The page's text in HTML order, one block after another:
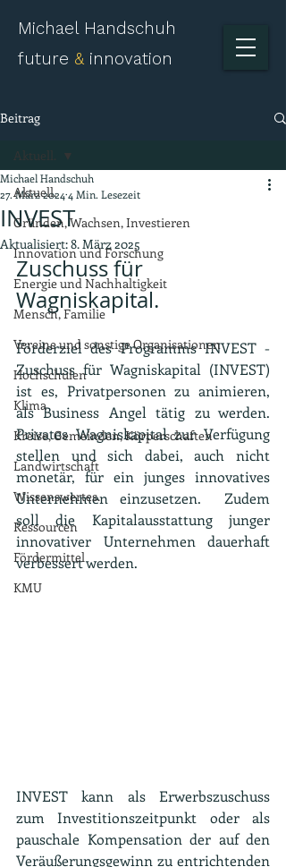
Michael Handschuh
future & innovation
Beitrag
Aktuell.
Gründen, Wachsen, Investieren
Innovation und Forschung
Energie und Nachhaltigkeit
Mensch, Familie
Vereine und sonstige Organisationen
Hochschulen
Klima
Kreise, Gemeinden, Körperschaften
Landwirtschaft
Wissenswertes.
Ressourcen
Fördermittel
KMU
Aktuell.
INVEST
Michael Handschuh
27. März 2024 4 Min. Lesezeit
Aktualisiert:8. März 2025
Zuschuss für
Wagniskapital.
Förderziel des Programms INVEST -
Zuschuss für Wagniskapital (INVEST)
ist es, Privatpersonen zu animieren,
als Business Angel tätig zu werden.
Privates Wagniskapital zur Verfügung
stellen und sich dabei, auch nicht
monetär, für ein junges innovatives
Unternehmen einzusetzen.  Zudem
soll die Kapitalausstattung junger
innovativer Unternehmen dauerhaft
verbessert werden.
INVEST kann als Erwerbszuschuss
zum Investitionszeitpunkt oder als
pauschale Kompensation der auf den
Veräußerungsgewinn zu entrichtenden